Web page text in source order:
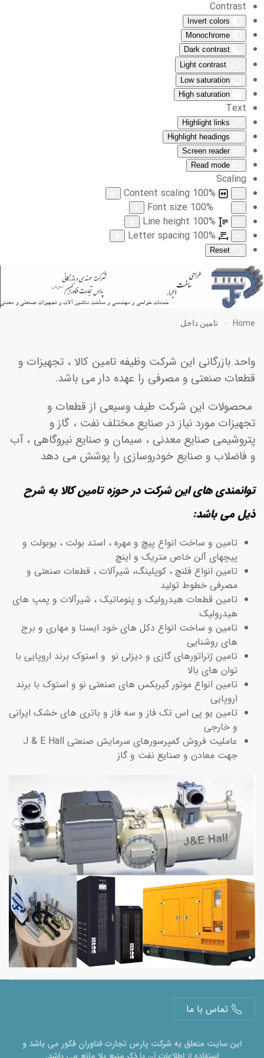
Contrast
Invert colors
Monochrome
Dark contrast
Light contrast
Low saturation
High saturation
Text
Highlight links
Highlight headings
Screen reader
Read mode
Scaling
Content scaling100%
Font size100
Line height100%
Letter spacing100%
Reset
Menu
تامین داخل
بازرگانی این شرکت وظیفه تامین کالا ، تجهیزات و
صنعتی و مصرفی را عهده دار می باشد.
این شرکت طیف وسیعی از قطعات و
مورد نیاز در صنایع مختلف نفت ، گاز و
صنایع معدنی ، سیمان و صنایع نیروگاهی ، آب
و صنایع خودروسازی را پوشش می دهد
های این شرکت در حوزه تامین کالا به شرح
می باشد:
تامین و ساخت انواع پیچ و مهره ، استد بولت ، یوبولت و
پیچهای آلن خاص متریک و اینچ
تامین انواع فلنچ ، کوپلینگ، شیرآلات ، قطعات صنعتی و
مصرفی خطوط تولید
تامین قطعات هیدرولیک و پنوماتیک ، شیرآلات و پمپ های
هیدرولیک
تامین و ساخت انواع دکل های خود ایستا و مهاری و برج
های روشنایی
تامین ژنراتورهای گازی و دیزلی نو و استوک برند اروپایی با
توان های بالا
تامین انواع موتور گیربکس های صنعتی نو و استوک با برند
اروپایی
تامین یو پی اس تک فاز و سه فاز و باتری های خشک ایرانی
و خارجی
عاملیت فروش کمپرسورهای سرمایش صنعتی J & E Hall
جهت معادن و صنایع نفت و گاز
تماس با ما
این سایت متعلق به شرکت پارس تجارت فناوران فکور می باشد و